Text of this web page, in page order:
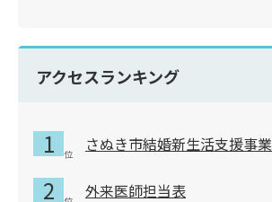
アクセスランキング
さぬき市結婚新生活支援事業
外来医師担当表